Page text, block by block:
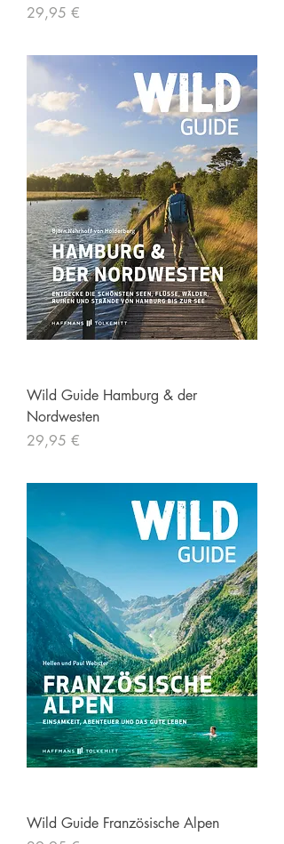
Preis
29,95 €
Wild Guide Hamburg & der
Nordwesten
Preis
29,95 €
Wild Guide Französische Alpen